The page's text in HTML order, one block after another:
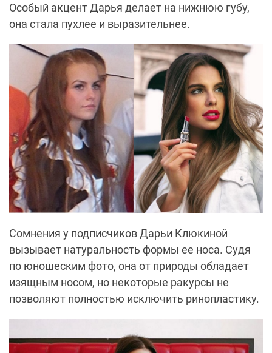
Особый акцент Дарья делает на нижнюю губу,
она стала пухлее и выразительнее.
Сомнения у подписчиков Дарьи Клюкиной
вызывает натуральность формы ее носа. Судя
по юношеским фото, она от природы обладает
изящным носом, но некоторые ракурсы не
позволяют полностью исключить ринопластику.